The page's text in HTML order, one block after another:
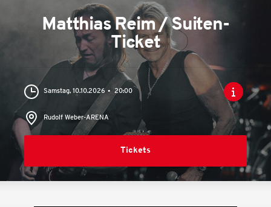
Matthias Reim / Suiten-
Ticket
Samstag, 10.10.2026 20:00
Rudolf Weber-ARENA
Tickets